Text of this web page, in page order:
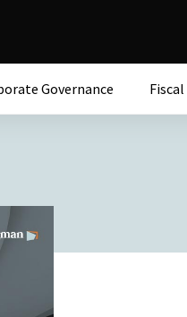
Governance Fiscal